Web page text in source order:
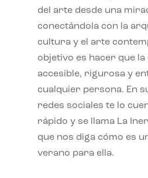
del arte desde una
conectándola con la
cultura y el arte
objetivo es hacer que
accesible, rigurosa y
cualquier persona. En
redes sociales te lo
rápido y se llama La
que nos diga cómo es
verano para ella.